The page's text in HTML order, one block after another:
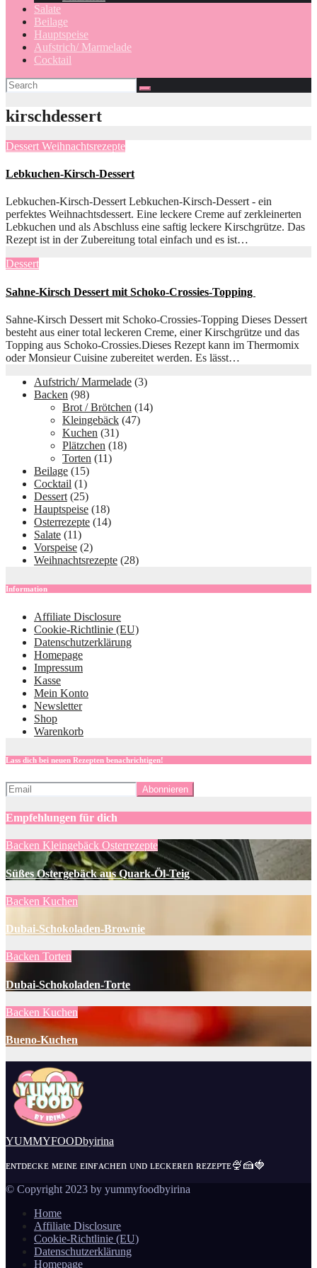
Salate
Beilage
Hauptspeise
Aufstrich/ Marmelade
Cocktail
kirschdessert
Dessert Weihnachtsrezepte
Lebkuchen-Kirsch-Dessert
Lebkuchen-Kirsch-Dessert Lebkuchen-Kirsch-Dessert - ein
perfektes Weihnachtsdessert. Eine leckere Creme auf zerkleinerten
Lebkuchen und als Abschluss eine saftig leckere Kirschgrütze. Das
Rezept ist in der Zubereitung total einfach und es ist…
Dessert
Sahne-Kirsch Dessert mit Schoko-Crossies-Topping
Sahne-Kirsch Dessert mit Schoko-Crossies-Topping Dieses Dessert
besteht aus einer total leckeren Creme, einer Kirschgrütze und das
Topping aus Schoko-Crossies.Dieses Rezept kann im Thermomix
oder Monsieur Cuisine zubereitet werden. Es lässt…
Aufstrich/ Marmelade (3)
Backen (98)
Brot / Brötchen (14)
Kleingebäck (47)
Kuchen (31)
Plätzchen (18)
Torten (11)
Beilage (15)
Cocktail (1)
Dessert (25)
Hauptspeise (18)
Osterrezepte (14)
Salate (11)
Vorspeise (2)
Weihnachtsrezepte (28)
Information
Affiliate Disclosure
Cookie-Richtlinie (EU)
Datenschutzerklärung
Homepage
Impressum
Kasse
Mein Konto
Newsletter
Shop
Warenkorb
Lass dich bei neuen Rezepten benachrichtigen!
Empfehlungen für dich
Backen Kleingebäck Osterrezepte
Süßes Ostergebäck aus Quark-Öl-Teig
Backen Kuchen
Dubai-Schokoladen-Brownie
Backen Torten
Dubai-Schokoladen-Torte
Backen Kuchen
Bueno-Kuchen
YUMMYFOODbyirina
ᴇɴᴛᴅᴇᴄᴋᴇ ᴍᴇɪɴᴇ ᴇɪɴғᴀᴄʜᴇn ᴜɴᴅ ʟᴇᴄᴋᴇʀᴇn ʀᴇᴢᴇᴘᴛᴇ🍨🍰🍓
© Copyright 2023 by yummyfoodbyirina
Home
Affiliate Disclosure
Cookie-Richtlinie (EU)
Datenschutzerklärung
Homepage